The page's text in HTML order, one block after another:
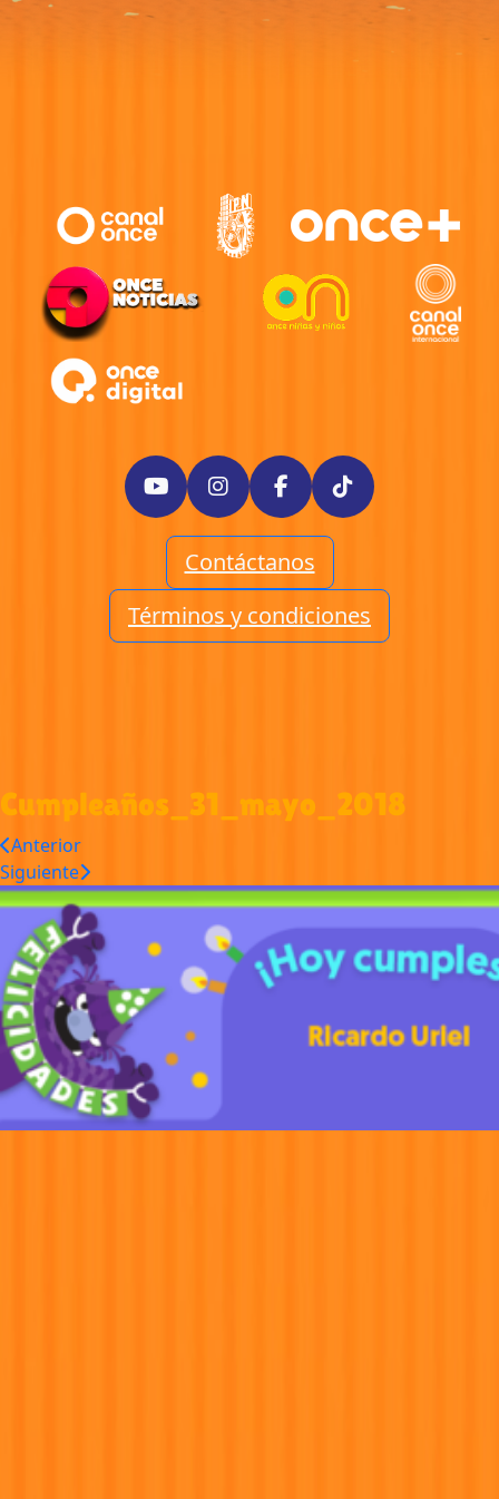
Contáctanos
Términos y condiciones
Cumpleaños_31_mayo_2018
Anterior
Siguiente